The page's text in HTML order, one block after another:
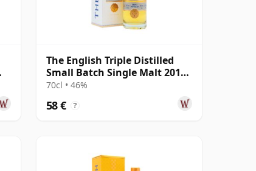
The English Triple Distilled
Small Batch Single Malt 2013
8 años
70cl • 46%
58 € ?